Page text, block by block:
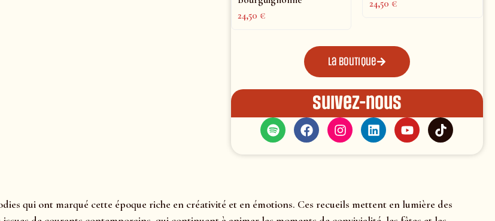
24,50€
24,50€
La boutique
Suivez-nous
qui ont marqué cette époque riche en créativité et en émotions. Ces recueils mettent en lumière des